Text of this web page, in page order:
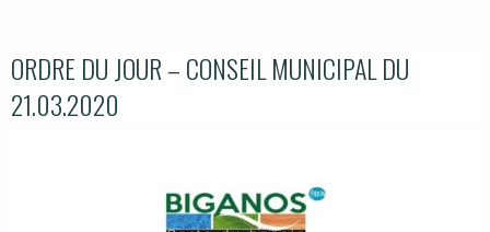
ORDRE DU JOUR – CONSEIL MUNICIPAL DU
21.03.2020